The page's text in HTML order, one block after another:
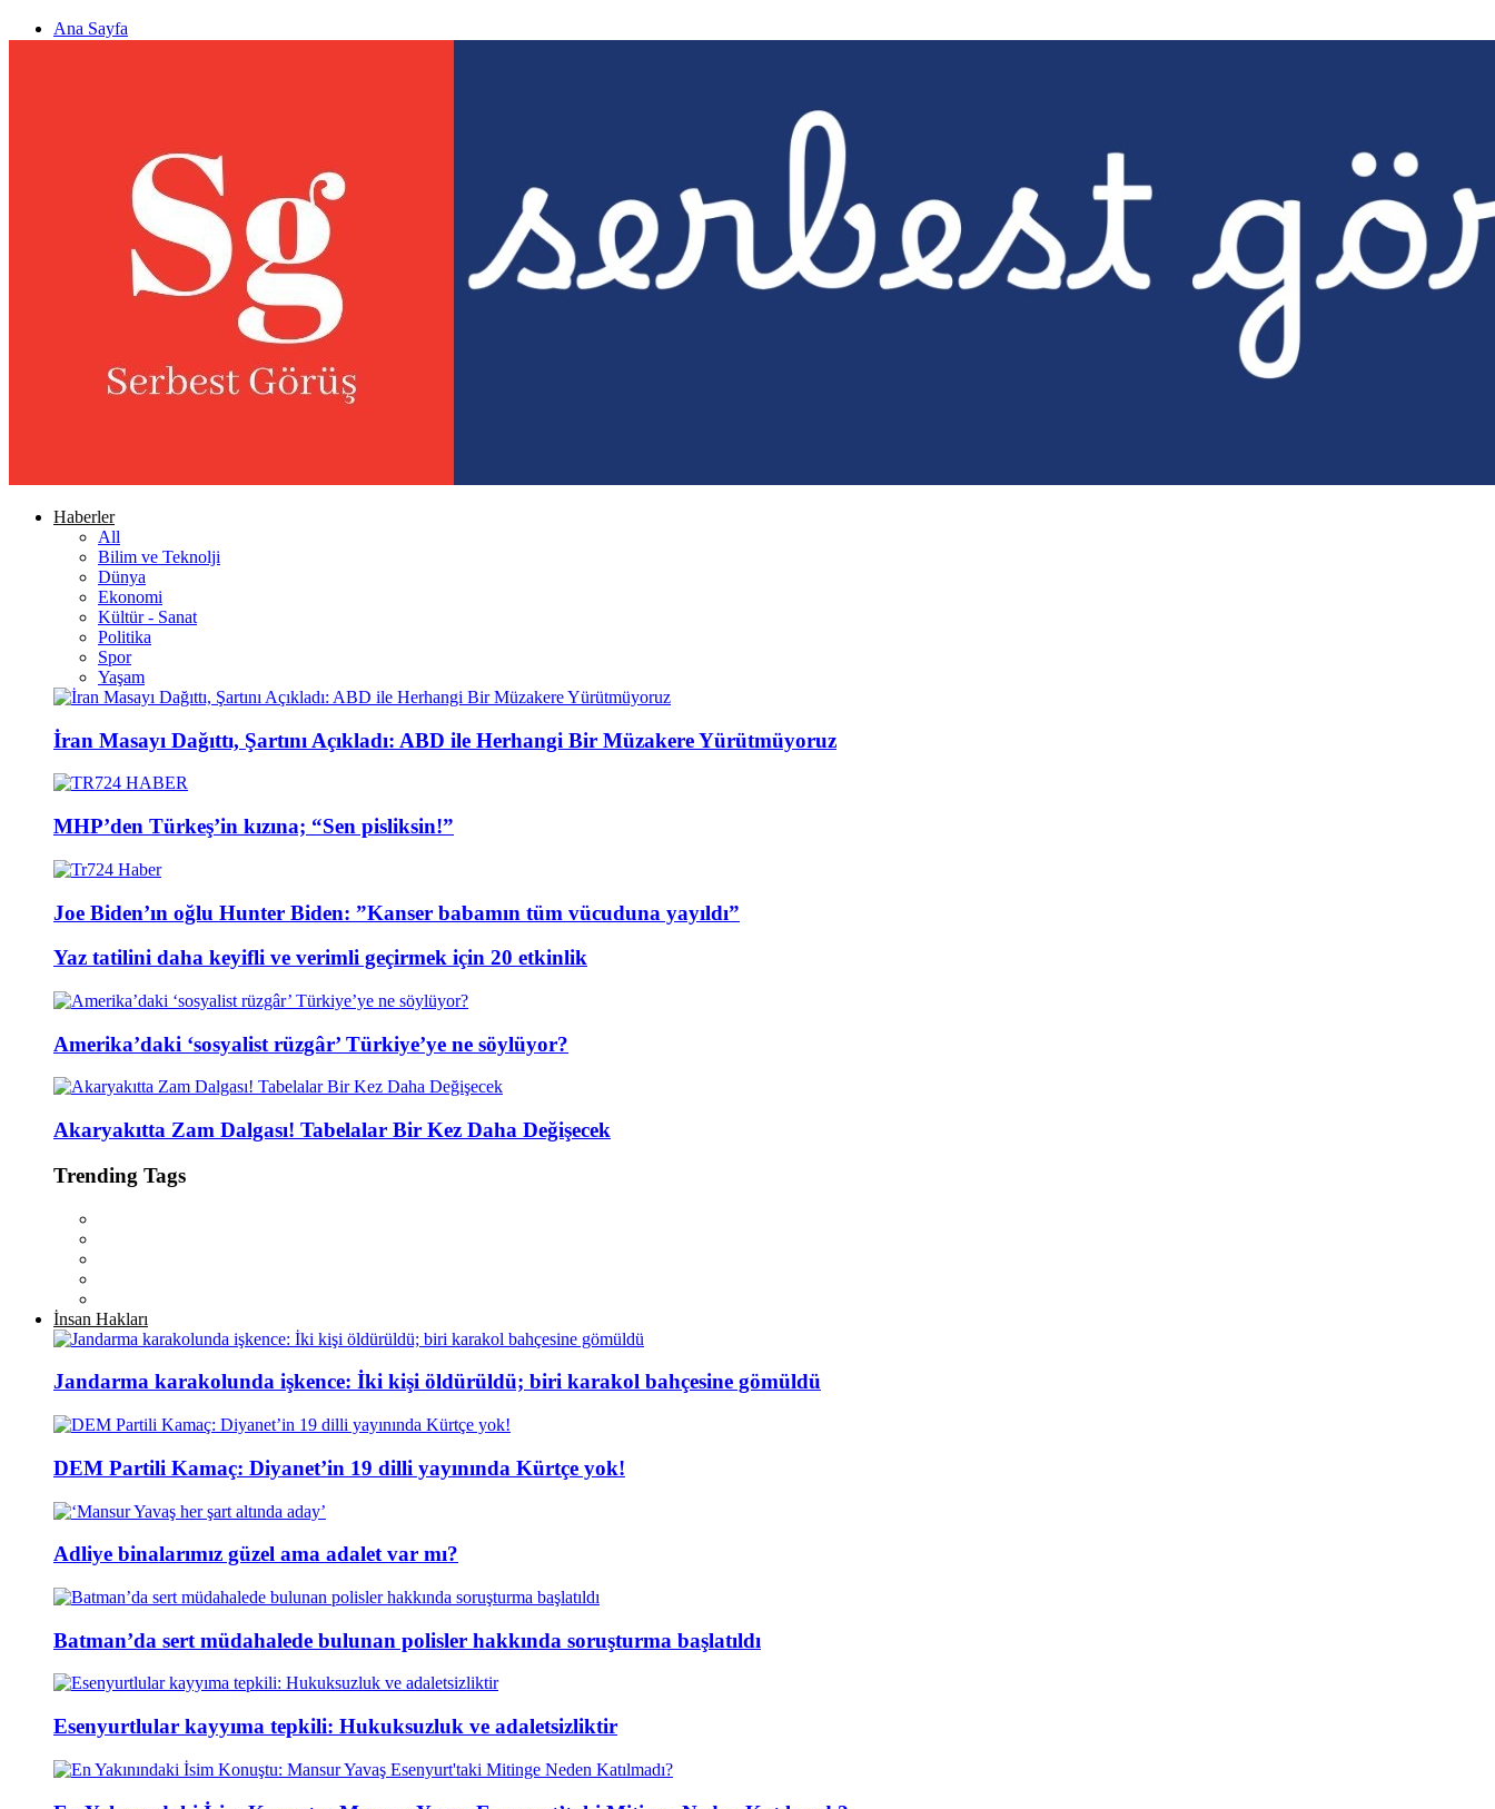
Ana Sayfa
Haberler
All
Bilim ve Teknolji
Dünya
Ekonomi
Kültür - Sanat
Politika
Spor
Yaşam
İran Masayı Dağıttı, Şartını Açıkladı: ABD ile Herhangi Bir Müzakere Yürütmüyoruz
MHP’den Türkeş’in kızına; “Sen pisliksin!”
Joe Biden’ın oğlu Hunter Biden: ”Kanser babamın tüm vücuduna yayıldı”
Yaz tatilini daha keyifli ve verimli geçirmek için 20 etkinlik
Amerika’daki ‘sosyalist rüzgâr’ Türkiye’ye ne söylüyor?
Akaryakıtta Zam Dalgası! Tabelalar Bir Kez Daha Değişecek
Trending Tags
İnsan Hakları
Jandarma karakolunda işkence: İki kişi öldürüldü; biri karakol bahçesine gömüldü
DEM Partili Kamaç: Diyanet’in 19 dilli yayınında Kürtçe yok!
Adliye binalarımız güzel ama adalet var mı?
Batman’da sert müdahalede bulunan polisler hakkında soruşturma başlatıldı
Esenyurtlular kayyıma tepkili: Hukuksuzluk ve adaletsizliktir